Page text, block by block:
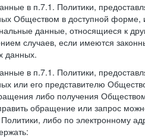
в п.7.1. Политики,
Обществом в доступной форме,
данные, относящиеся к
случаев, если имеются
данных.
в п.7.1. Политики,
или его представителю
либо получения
обращение или запрос
либо по электронному